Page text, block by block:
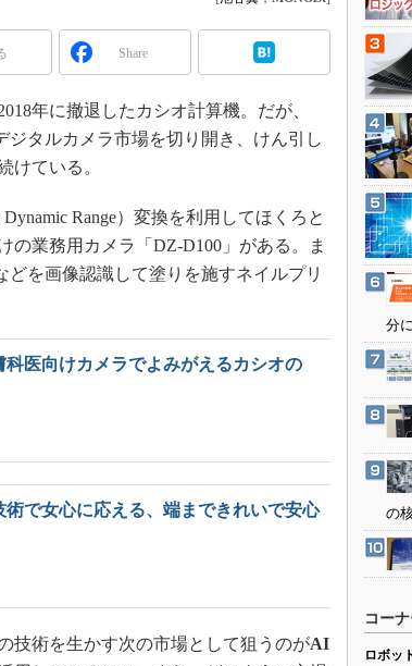
日本ものづくりワールド
AUTOMOTIVE WORLD
無償設計ツール
3Dプリンタ
デジタルツインとCAE
S＆OP
インダストリー4.0
イノベーション
製造業ビッグデータ
メイドインジャパン
新型コロナへの対応
Share
年に撤退したカシオ計算機。だが、
ジタルカメラ市場を切り開き、けん引し
けている。
Range）変換を利用してほくろと
の業務用カメラ「DZ-D100」がある。ま
を画像認識して塗りを施すネイルプリ
医向けカメラでよみがえるカシオの
で女心に応える、端まできれいで安心
技術を生かす次の市場として狙うのがAI
分に
の
コー
ロボッ